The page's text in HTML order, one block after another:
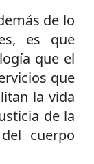
de lo
es que
que el
que
la vida
de la
cuerpo